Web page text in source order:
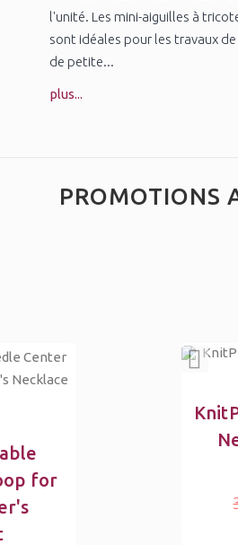
l'unité. Les mini-aiguilles à
sont idéales pour les travaux
de petite...
plus...
PROMOTIONS
for